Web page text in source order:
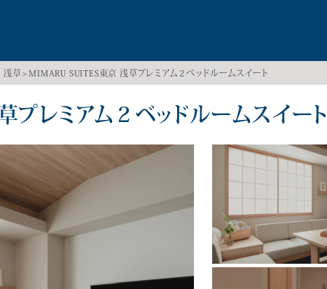
浅草 MIMARU SUITES東京 浅草プレミアム２ベッドルームスイート
レミアム２ベッドルームスイート